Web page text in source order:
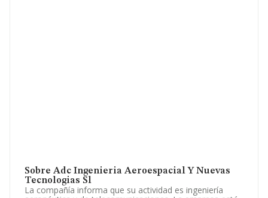
Sobre Adc Ingenieria Aeroespacial Y Nuevas
Tecnologias Sl
La compañía informa que su actividad es ingeniería